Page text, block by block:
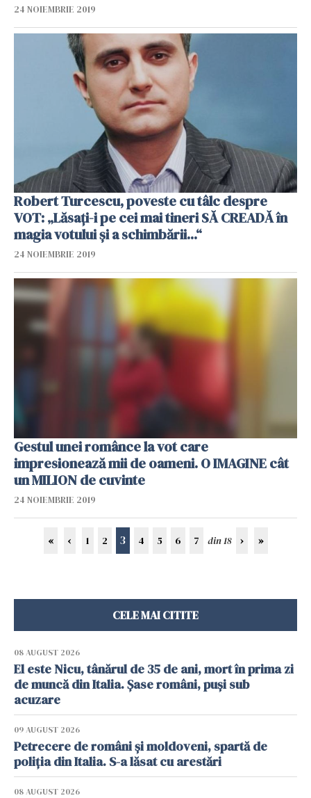
24 NOIEMBRIE 2019
Robert Turcescu, poveste cu tâlc despre
VOT: „Lăsați-i pe cei mai tineri SĂ CREADĂ în
magia votului și a schimbării...“
24 NOIEMBRIE 2019
Gestul unei românce la vot care
impresionează mii de oameni. O IMAGINE cât
un MILION de cuvinte
24 NOIEMBRIE 2019
« ‹ 1 2 3 4 5 6 7 din 18 › »
CELE MAI CITITE
08 AUGUST 2026
El este Nicu, tânărul de 35 de ani, mort în prima zi
de muncă din Italia. Șase români, puși sub
acuzare
09 AUGUST 2026
Petrecere de români și moldoveni, spartă de
poliția din Italia. S-a lăsat cu arestări
08 AUGUST 2026